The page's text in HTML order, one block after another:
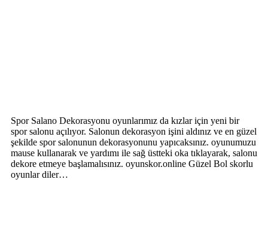
Spor Salano Dekorasyonu oyunlarımız da kızlar için yeni bir
spor salonu açılıyor. Salonun dekorasyon işini aldınız ve en güzel
şekilde spor salonunun dekorasyonunu yapıcaksınız. oyunumuzu
mause kullanarak ve yardımı ile sağ üstteki oka tıklayarak, salonu
dekore etmeye başlamalısınız. oyunskor.online Güzel Bol skorlu
oyunlar diler…